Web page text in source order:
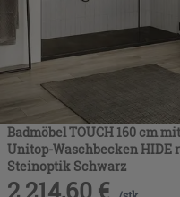
Badmöbel TOUCH 160 cm
Unitop-Waschbecken HIDE
Steinoptik Schwarz
2.214,60 €